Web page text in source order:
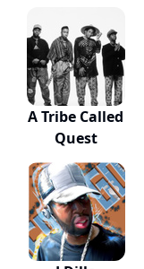
A Tribe Called
Quest